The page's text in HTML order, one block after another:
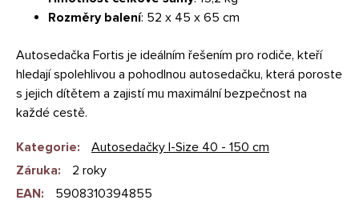
Rozměry balení: 52 x 45 x 65 cm
Autosedačka Fortis je ideálním řešením pro rodiče, kteří
hledají spolehlivou a pohodlnou autosedačku, která poroste
s jejich dítětem a zajistí mu maximální bezpečnost na
každé cestě.
Kategorie:
Autosedačky I-Size 40 - 150 cm
Záruka:
2 roky
EAN:
5908310394855